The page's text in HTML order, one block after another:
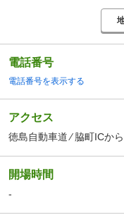
電話番号
電話番号を表示する
アクセス
徳島自動車道 ⁄ 脇町ICか
開場時間
-